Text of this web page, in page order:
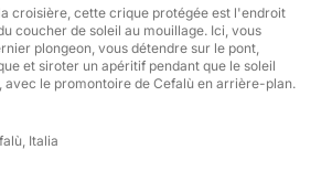
de 50 € est appliqué par
couples, les groupes d'amis ou les
cette excursion au coucher du
idéal de terminer la journée en
croisière, cette crique protégée est l'endroit
coucher de soleil au mouillage. Ici, vous
plongeon, vous détendre sur le pont,
et siroter un apéritif pendant que le soleil
avec le promontoire de Cefalù en arrière-plan.
Italia